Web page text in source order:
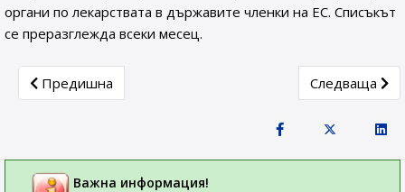
органи по лекарствата в държавите членки на ЕС. Списъкът
се преразглежда всеки месец.
Previous article: Антикорупция
Предишна Next article:
Следваща
Важна информация!